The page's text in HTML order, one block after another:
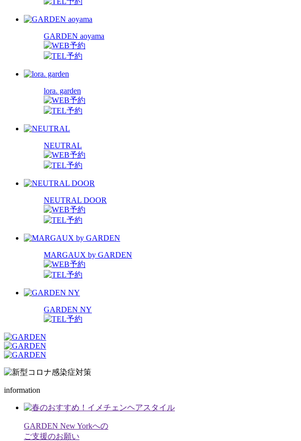
GARDEN aoyama
lora. garden
NEUTRAL
NEUTRAL DOOR
MARGAUX by GARDEN
GARDEN NY
information
GARDEN New Yorkへの
ご支援のお願い